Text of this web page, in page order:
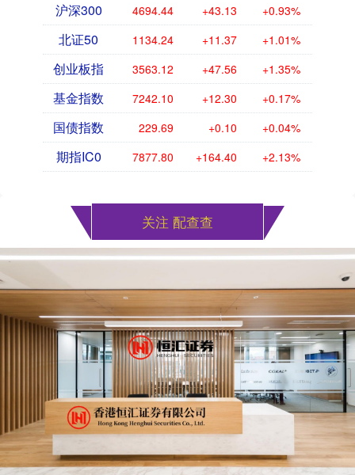
沪深300 4694.44 +43.13 +0.93%
北证50 1134.24 +11.37 +1.01%
创业板指 3563.12 +47.56 +1.35%
基金指数 7242.10 +12.30 +0.17%
国债指数 229.69 +0.10 +0.04%
期指IC0 7877.80 +164.40 +2.13%
关注 配查查